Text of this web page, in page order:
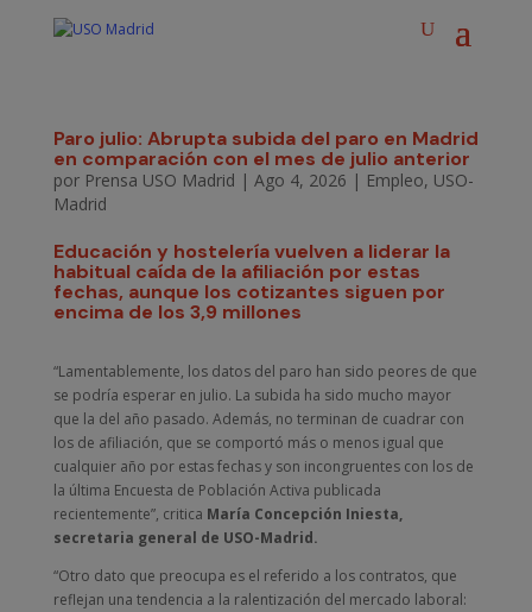
Paro julio: Abrupta subida del paro en Madrid
en comparación con el mes de julio anterior
por Prensa USO Madrid | Ago 4, 2026 | Empleo, USO-
Madrid
Educación y hostelería vuelven a liderar la
habitual caída de la afiliación por estas
fechas, aunque los cotizantes siguen por
encima de los 3,9 millones
“Lamentablemente, los datos del paro han sido peores de que
se podría esperar en julio. La subida ha sido mucho mayor
que la del año pasado. Además, no terminan de cuadrar con
los de afiliación, que se comportó más o menos igual que
cualquier año por estas fechas y son incongruentes con los de
la última Encuesta de Población Activa publicada
recientemente”, critica María Concepción Iniesta,
secretaria general de USO-Madrid.
“Otro dato que preocupa es el referido a los contratos, que
reflejan una tendencia a la ralentización del mercado laboral: